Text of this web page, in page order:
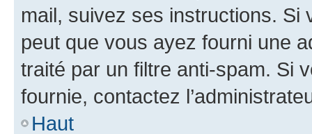
mail, suivez ses instructions. Si
peut que vous ayez fourni une
traité par un filtre anti-spam. Si
fournie, contactez
Haut